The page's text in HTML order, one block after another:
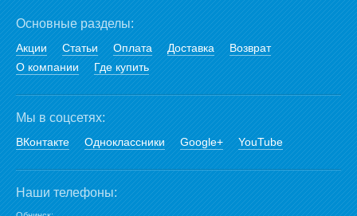
Основные разделы:
Акции Статьи Оплата Доставка
Возврат
О компании
Где купить
Мы в соцсетях:
ВКонтакте Одноклассники Google+ YouTube
Наши телефоны: